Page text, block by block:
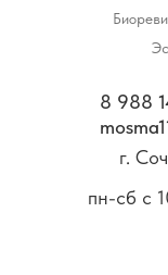
пн-сб с
г.
8 988